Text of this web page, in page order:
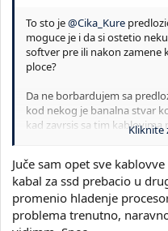
To sto je@Cika_Kure
moguce je i da si ostetio
softver pre ili nakon zamene
ploce?
Da ne borbardujem sa
kod nekog je banalna stvar
kad zavrsis sa tim kablovima
da napises koja je
Kliknite
Juče sam opet sve
kabal za ssd prebacio u
promenio hladenje
problema trenutno,